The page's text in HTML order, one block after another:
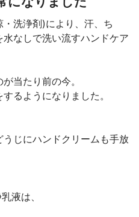
洗浄剤)により、汗、ち
なしで洗い流すハンドケア
当たり前の今。
るようになりました。
じにハンドクリームも手放
液は、